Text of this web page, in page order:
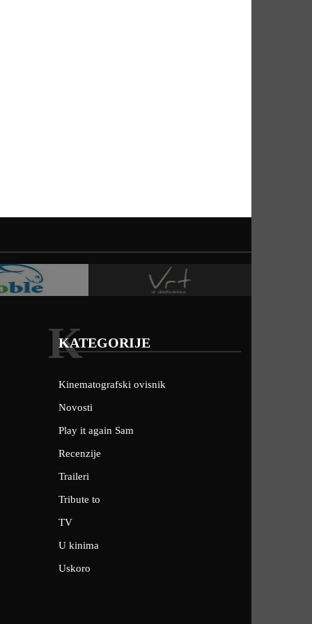
KATEGORIJE
K
Kinematografski ovisnik
Novosti
Play it again Sam
Recenzije
Traileri
Tribute to
TV
U kinima
Uskoro